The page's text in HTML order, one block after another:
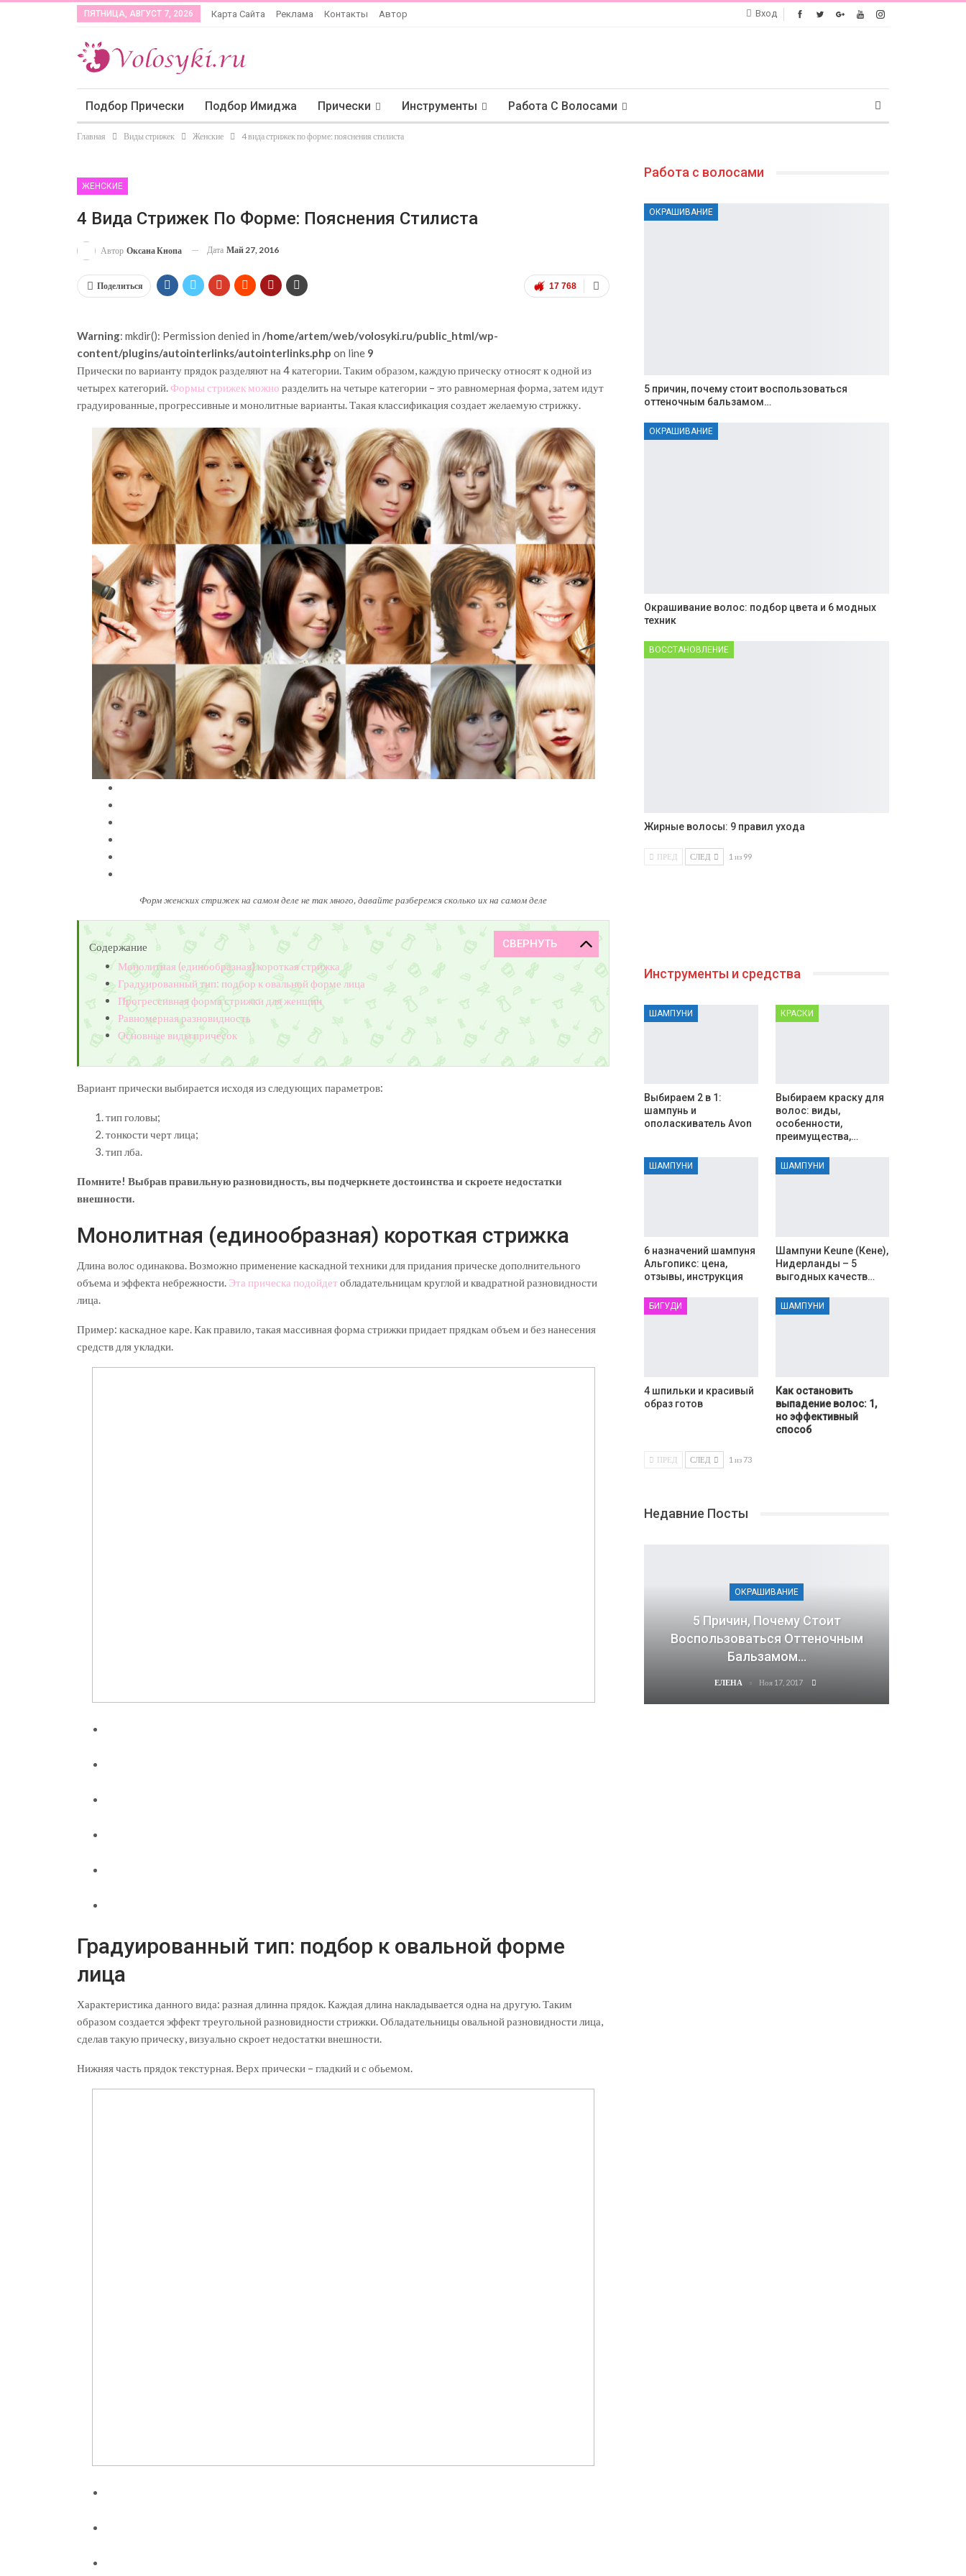
Вход
ПЯТНИЦА, АВГУСТ 7, 2026 Карта Сайта Реклама Контакты Автор
Подбор Прически Подбор Имиджа Прически Инструменты Работа С Волосами
Главная Виды стрижек Женские 4 вида стрижек по форме: пояснения стилиста
ЖЕНСКИЕ
4 Вида Стрижек По Форме: Пояснения Стилиста
Автор Оксана Кнопа Дата Май 27, 2016
17 768
Поделиться
Warning: mkdir(): Permission denied in /home/artem/web/volosyki.ru/public_html/wp-
content/plugins/autointerlinks/autointerlinks.php on line 9
Прически по варианту прядок разделяют на 4 категории. Таким образом, каждую прическу относят к одной из
четырех категорий.Формы стрижек можно разделить на четыре категории – это равномерная форма, затем идут
градуированные, прогрессивные и монолитные варианты. Такая классификация создает желаемую стрижку.
Форм женских стрижек на самом деле не так много, давайте разберемся сколько их на самом деле
Содержание
Монолитная (единообразная) короткая стрижка
Градуированный тип: подбор к овальной форме лица
Прогрессивная форма стрижки для женщин
Равномерная разновидность
Основные виды причесок
Вариант прически выбирается исходя из следующих параметров:
тип головы;
тонкости черт лица;
тип лба.
Помните! Выбрав правильную разновидность, вы подчеркнете достоинства и скроете недостатки
внешности.
Монолитная (единообразная) короткая стрижка
Длина волос одинакова. Возможно применение каскадной техники для придания прическе дополнительного
объема и эффекта небрежности. Эта прическа подойдетобладательницам круглой и квадратной разновидности
лица.
Пример: каскадное каре. Как правило, такая массивная форма стрижки придает прядкам объем и без нанесения
средств для укладки.
Градуированный тип: подбор к овальной форме
лица
Характеристика данного вида: разная длинна прядок. Каждая длина накладывается одна на другую. Таким
образом создается эффект треугольной разновидности стрижки. Обладательницы овальной разновидности лица,
сделав такую прическу, визуально скроет недостатки внешности.
Нижняя часть прядок текстурная. Верх прически – гладкий и с обьемом.
Работа с волосами
ОКРАШИВАНИЕ
5 причин, почему стоит воспользоваться
оттеночным бальзамом…
ОКРАШИВАНИЕ
Окрашивание волос: подбор цвета и 6 модных
техник
ВОССТАНОВЛЕНИЕ
Жирные волосы: 9 правил ухода
ПРЕД СЛЕД 1 из 99
Инструменты и средства
ШАМПУНИ
Выбираем 2 в 1:
шампунь и
ополаскиватель Avon
КРАСКИ
Выбираем краску для
волос: виды,
особенности,
преимущества,…
ШАМПУНИ
6 назначений шампуня
Альгопикс: цена,
отзывы, инструкция
ШАМПУНИ
Шампуни Keune (Кене),
Нидерланды – 5
выгодных качеств…
БИГУДИ
4 шпильки и красивый
образ готов
ШАМПУНИ
Как остановить
выпадение волос: 1,
но эффективный
способ
ПРЕД СЛЕД 1 из 73
Недавние Посты
ОКРАШИВАНИЕ
5 Причин, Почему Стоит
Воспользоваться Оттеночным
Бальзамом…
ЕЛЕНА Ноя 17, 2017